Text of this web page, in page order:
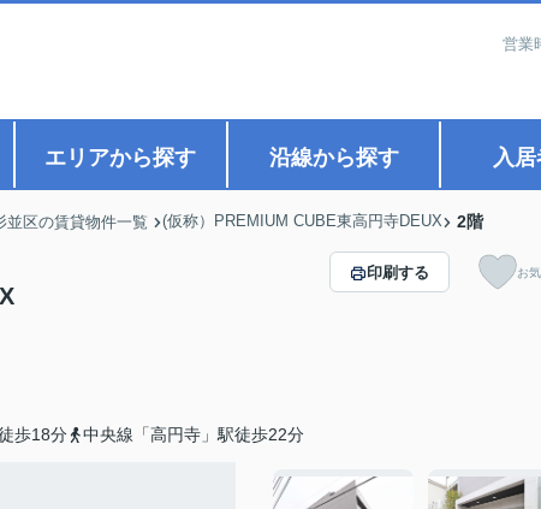
営業
エリアから探す 沿線から探す 入
並区の賃貸物件一覧 (仮称）PREMIUM CUBE東高円寺DEUX 2階
歩18分 中央線「高円寺」駅徒歩22分
印刷する お